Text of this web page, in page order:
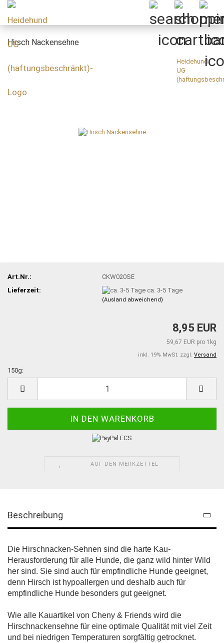
Hirsch Nackensehne
Heidehund
UG
Art.Nr.:
CKW020SE
Lieferzeit:
ca. 3-5 Tage
(Ausland abweichend)
8,95 EUR
59,67 EUR pro 1kg
inkl. 19% MwSt. zzgl. Versand
150g:
AUF DEN MERKZETTEL
Beschreibung
Die Hirschnacken-Sehnen sind die harte Kau-
Herausforderung für alle Hunde, die ganz wild hinter Wild
her sind. Sie sind auch für empfindliche Hunde geeignet,
denn Hirsch ist hypoallergen und deshalb auch für
empfindliche Hunde besonders gut geeignet.
Wie alle Kauartikel von Cheny & Friends wird die
Hirschnackensehne für eine optimale Qualität mit viel Zeit
und bei niedrigen Temperaturen sorgfältig getrocknet.